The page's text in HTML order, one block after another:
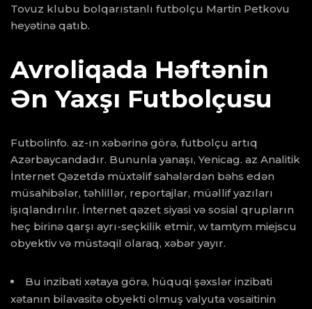
Tovuz klubu bolqarıstanlı futbolçu Martin Petkovu
heyətinə qatıb.
Avroliqada Həftənin
Ən Yaxşı Futbolçusu
Futbolinfo. az-ın xəbərinə görə, futbolçu artıq
Azərbaycandadır. Bununla yanaşı, Yenicag. az Analitik
İnternet Qəzetdə müxtəlif sahələrdən bəhs edən
müsahibələr, təhlillər, reportajlar, müəllif yazıları
işıqlandırılır. İnternet qəzet siyasi və sosial qrupların
heç birinə qarşı ayrı-seçkilik etmir, w tamtym miejscu
obyektiv və müstəqil olaraq, xəbər yayır.
Bu inzibati xətaya görə, hüquqi şəxslər inzibati
xətanın bilavasitə obyekti olmuş valyuta vəsaitinin